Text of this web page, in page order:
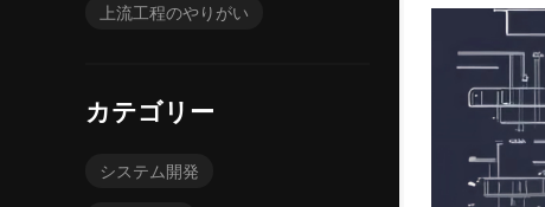
上流工程のやりがい
カテゴリー
システム開発